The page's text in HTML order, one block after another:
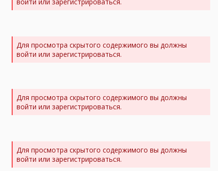
Для просмотра скрытого содержимого вы должны
войти или зарегистрироваться.
Для просмотра скрытого содержимого вы должны
войти или зарегистрироваться.
Для просмотра скрытого содержимого вы должны
войти или зарегистрироваться.